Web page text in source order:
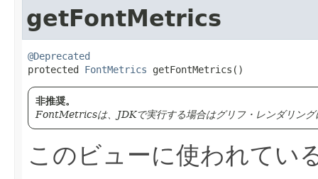
getFontMetrics
@Deprecated
protected FontMetrics getFontMetrics()
非推奨。
FontMetricsは、JDKで実行する場合はグリフ・レンダリング
このビューに使われてい